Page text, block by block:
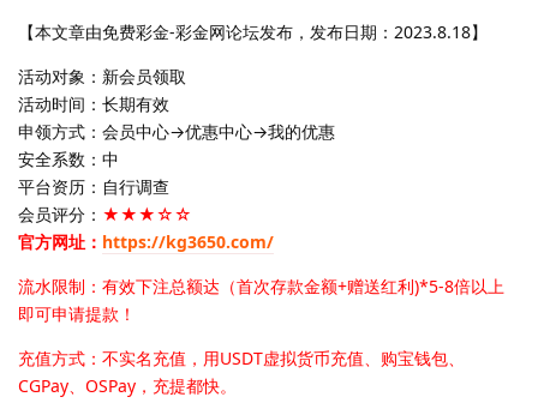
【本文章由免费彩金-彩金网论坛发布，发布日期：2023.8.18】
活动对象：新会员领取
活动时间：长期有效
申领方式：会员中心→优惠中心→我的优惠
安全系数：中
平台资历：自行调查
会员评分： ★★★☆☆
官方网址： https://kg3650.com/
流水限制：有效下注总额达（首次存款金额+赠送红利)*5-8倍以上
即可申请提款！
充值方式：不实名充值，用USDT虚拟货币充值、购宝钱包、
CGPay、OSPay，充提都快。